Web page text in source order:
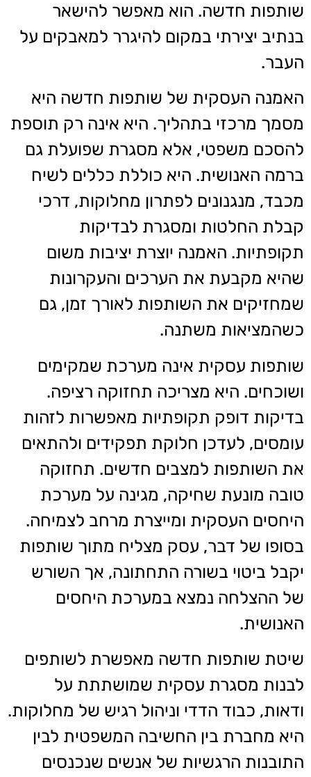
שותפות חדשה. הוא מאפשר להישאר
בנתיב יצירתי במקום להיגרר למאבקים על
העבר.
האמנה העסקית של שותפות חדשה היא
מסמך מרכזי בתהליך. היא אינה רק תוספת
להסכם משפטי, אלא מסגרת שפועלת גם
ברמה האנושית. היא כוללת כללים לשיח
מכבד, מנגנונים לפתרון מחלוקות, דרכי
קבלת החלטות ומסגרת לבדיקות
תקופתיות. האמנה יוצרת יציבות משום
שהיא מקבעת את הערכים והעקרונות
שמחזיקים את השותפות לאורך זמן, גם
כשהמציאות משתנה.
שותפות עסקית אינה מערכת שמקימים
ושוכחים. היא מצריכה תחזוקה רציפה.
בדיקות דופק תקופתיות מאפשרות לזהות
עומסים, לעדכן חלוקת תפקידים ולהתאים
את השותפות למצבים חדשים. תחזוקה
טובה מונעת שחיקה, מגינה על מערכת
היחסים העסקית ומייצרת מרחב לצמיחה.
בסופו של דבר, עסק מצליח מתוך שותפות
יקבל ביטוי בשורה התחתונה, אך השורש
של ההצלחה נמצא במערכת היחסים
האנושית.
שיטת שותפות חדשה מאפשרת לשותפים
לבנות מסגרת עסקית שמושתתת על
ודאות, כבוד הדדי וניהול רגיש של מחלוקות.
היא מחברת בין החשיבה המשפטית לבין
התובנות הרגשיות של אנשים שנכנסים